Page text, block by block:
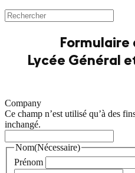
Lycée Général
Company
Ce champ n’est utilisé qu’à des
inchangé.
Nom(Nécessaire)
Prénom